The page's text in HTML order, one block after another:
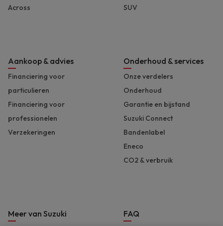
Across
SUV
Aankoop & advies
Financiering voor
particulieren
Financiering voor
professionelen
Verzekeringen
Onderhoud & services
Onze verdelers
Onderhoud
Garantie en bijstand
Suzuki Connect
Bandenlabel
Eneco
CO2 & verbruik
Meer van Suzuki FAQ